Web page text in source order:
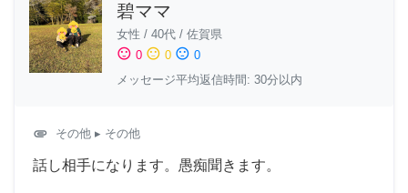
碧ママ
女性 / 40代 / 佐賀県
sentiment_satisfied 0 sentiment_neutral 0 sentiment_dissatisfied 0
メッセージ平均返信時間: 30分以内
attachment その他 ▸ その他
話し相手になります。愚痴聞きます。